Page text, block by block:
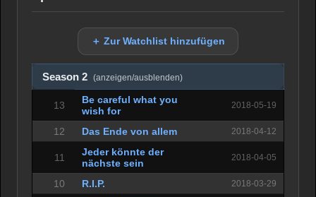
＋ Zur Watchlist hinzufügen
Season 2 (anzeigen/ausblenden)
13
Be careful what you
wish for
2018-05-19
12 Das Ende von allem 2018-04-12
11
Jeder könnte der
nächste sein
2018-04-05
10 R.I.P. 2018-03-29